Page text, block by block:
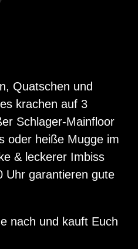
Quatschen und
krachen auf 3
Schlager-Mainfloor
oder heiße Mugge im
& leckerer Imbiss
Uhr garantieren gute
nach und kauft Euch